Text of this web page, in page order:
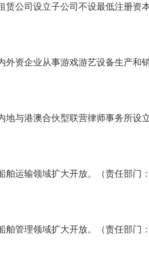
公司设立子公司不设最低注册资
资企业从事游戏游艺设备生产和
与港澳合伙型联营律师事务所设
运输领域扩大开放。（责任部门
管理领域扩大开放。（责任部门